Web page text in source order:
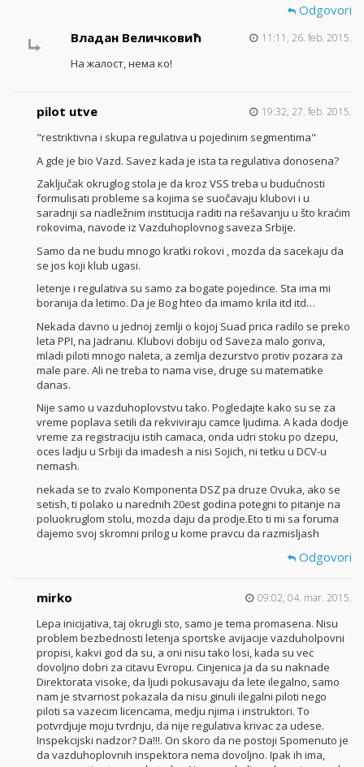
Odgovori
Владан Величковић
11:11, 26. feb. 2015.
На жалост, нема ко!
pilot utve 19:32, 27. feb. 2015.
"restriktivna i skupa regulativa u pojedinim segmentima"
A gde je bio Vazd. Savez kada je ista ta regulativa donosena?
Zaključak okruglog stola je da kroz VSS treba u budućnosti
formulisati probleme sa kojima se suočavaju klubovi i u
saradnji sa nadležnim institucija raditi na rešavanju u što kraćim
rokovima, navode iz Vazduhoplovnog saveza Srbije.
Samo da ne budu mnogo kratki rokovi , mozda da sacekaju da
se jos koji klub ugasi.
letenje i regulativa su samo za bogate pojedince. Sta ima mi
boranija da letimo. Da je Bog hteo da imamo krila itd itd…
Nekada davno u jednoj zemlji o kojoj Suad prica radilo se preko
leta PPI, na Jadranu. Klubovi dobiju od Saveza malo goriva,
mladi piloti mnogo naleta, a zemlja dezurstvo protiv pozara za
male pare. Ali ne treba to nama vise, druge su matematike
danas.
Nije samo u vazduhoplovstvu tako. Pogledajte kako su se za
vreme poplava setili da rekviviraju camce ljudima. A kada dodje
vreme za registraciju istih camaca, onda udri stoku po dzepu,
oces ladju u Srbiji da imadesh a nisi Sojich, ni tetku u DCV-u
nemash.
nekada se to zvalo Komponenta DSZ pa druze Ovuka, ako se
setish, ti polako u narednih 20est godina potegni to pitanje na
poluokruglom stolu, mozda daju da prodje.Eto ti mi sa foruma
dajemo svoj skromni prilog u kome pravcu da razmisljash
Odgovori
mirko 09:02, 04. mar. 2015.
Lepa inicijativa, taj okrugli sto, samo je tema promasena. Nisu
problem bezbednosti letenja sportske avijacije vazduholpovni
propisi, kakvi god da su, a oni nisu tako losi, kada su vec
dovoljno dobri za citavu Evropu. Cinjenica ja da su naknade
Direktorata visoke, da ljudi pokusavaju da lete ilegalno, samo
nam je stvarnost pokazala da nisu ginuli ilegalni piloti nego
piloti sa vazecim licencama, medju njima i instruktori. To
potvrdjuje moju tvrdnju, da nije regulativa krivac za udese.
Inspekcijski nadzor? Da!!!. On skoro da ne postoji Spomenuto je
da vazduhoplovnih inspektora nema dovoljno. Ipak ih ima,